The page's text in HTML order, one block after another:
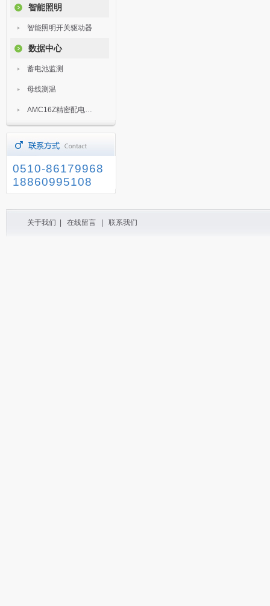
智能照明
智能照明开关驱动器
数据中心
蓄电池监测
母线测温
AMC16Z精密配电监控装置
0510-86179968
18860995108
关于我们 在线留言 联系我们